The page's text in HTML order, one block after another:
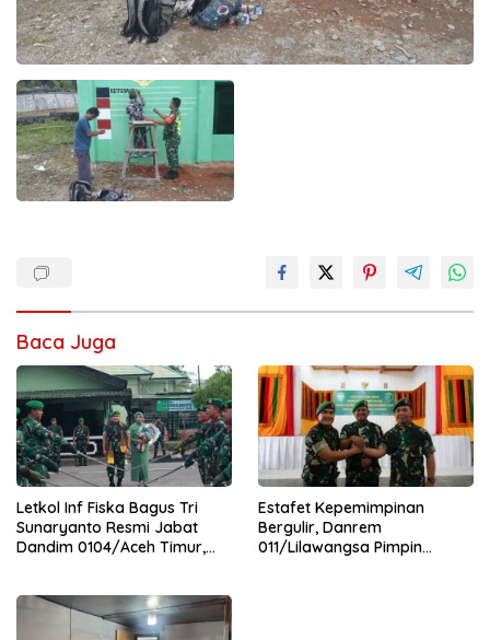
Baca Juga
Letkol Inf Fiska Bagus Tri
Sunaryanto Resmi Jabat
Dandim 0104/Aceh Timur,
0104/Atim
Estafet Kepemimpinan
Bergulir, Danrem
011/Lilawangsa Pimpin